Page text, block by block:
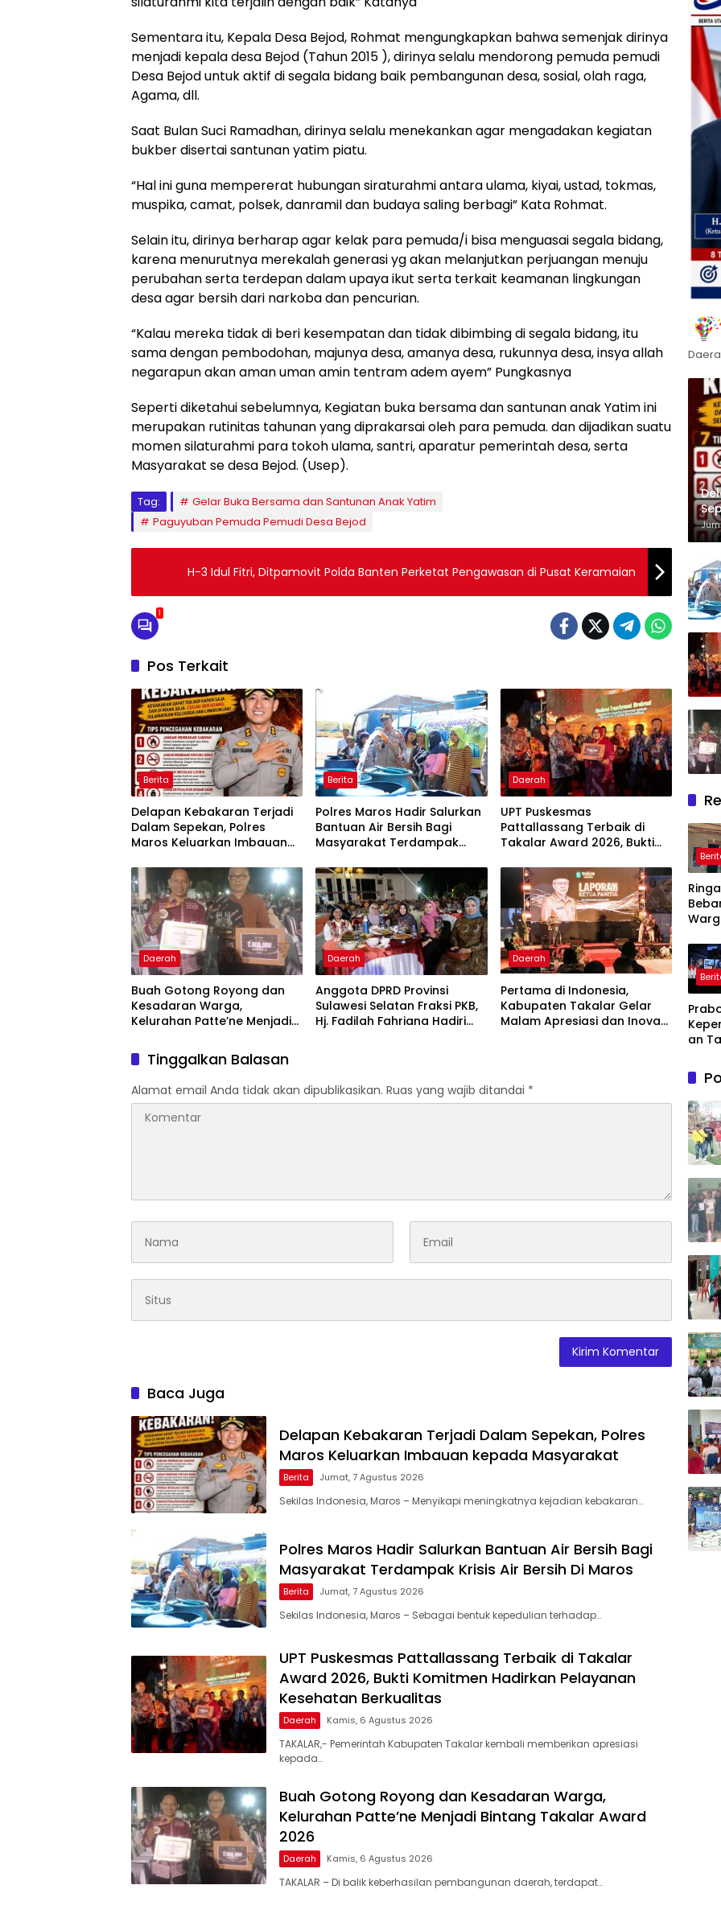
Sementara itu, Kepala Desa Bejod, Rohmat mengungkapkan bahwa semenjak dirinya
menjadi kepala desa Bejod (Tahun 2015 ), dirinya selalu mendorong pemuda pemudi
Desa Bejod untuk aktif di segala bidang baik pembangunan desa, sosial, olah raga,
Agama, dll.
Saat Bulan Suci Ramadhan, dirinya selalu menekankan agar mengadakan kegiatan
bukber disertai santunan yatim piatu.
“Hal ini guna mempererat hubungan siraturahmi antara ulama, kiyai, ustad, tokmas,
muspika, camat, polsek, danramil dan budaya saling berbagi” Kata Rohmat.
Selain itu, dirinya berharap agar kelak para pemuda/i bisa menguasai segala bidang,
karena menurutnya merekalah generasi yg akan melanjutkan perjuangan menuju
perubahan serta terdepan dalam upaya ikut serta terkait keamanan lingkungan
desa agar bersih dari narkoba dan pencurian.
“Kalau mereka tidak di beri kesempatan dan tidak dibimbing di segala bidang, itu
sama dengan pembodohan, majunya desa, amanya desa, rukunnya desa, insya allah
negarapun akan aman uman amin tentram adem ayem” Pungkasnya
Seperti diketahui sebelumnya, Kegiatan buka bersama dan santunan anak Yatim ini
merupakan rutinitas tahunan yang diprakarsai oleh para pemuda. dan dijadikan suatu
momen silaturahmi para tokoh ulama, santri, aparatur pemerintah desa, serta
Masyarakat se desa Bejod. (Usep).
Tag:
Gelar Buka Bersama dan Santunan Anak Yatim
Paguyuban Pemuda Pemudi Desa Bejod
H-3 Idul Fitri, Ditpamovit Polda Banten Perketat Pengawasan di Pusat Keramaian
1
Pos Terkait
Berita
Delapan Kebakaran Terjadi
Dalam Sepekan, Polres
Maros Keluarkan Imbauan
Berita
Polres Maros Hadir Salurkan
Bantuan Air Bersih Bagi
Masyarakat Terdampak
Daerah
UPT Puskesmas
Pattallassang Terbaik di
Takalar Award 2026, Bukti
Pelayanan Kesehatan
Berkualitas
Daerah
Buah Gotong Royong dan
Kesadaran Warga,
Kelurahan Patte’ne Menjadi
Daerah
Anggota DPRD Provinsi
Sulawesi Selatan Fraksi PKB,
Hj. Fadilah Fahriana Hadiri
Apresiasi dan Inovasi Award
2026
Daerah
Pertama di Indonesia,
Kabupaten Takalar Gelar
Malam Apresiasi dan Inovasi
Tinggalkan Balasan
Alamat email Anda tidak akan dipublikasikan. Ruas yang wajib ditandai *
Baca Juga
Delapan Kebakaran Terjadi Dalam Sepekan, Polres
Maros Keluarkan Imbauan kepada Masyarakat
Berita Jumat, 7 Agustus 2026
Sekilas Indonesia, Maros – Menyikapi meningkatnya kejadian kebakaran…
Polres Maros Hadir Salurkan Bantuan Air Bersih Bagi
Masyarakat Terdampak Krisis Air Bersih Di Maros
Berita Jumat, 7 Agustus 2026
Sekilas Indonesia, Maros – Sebagai bentuk kepedulian terhadap…
UPT Puskesmas Pattallassang Terbaik di Takalar
Award 2026, Bukti Komitmen Hadirkan Pelayanan
Kesehatan Berkualitas
Daerah Kamis, 6 Agustus 2026
TAKALAR,- Pemerintah Kabupaten Takalar kembali memberikan apresiasi
kepada…
Buah Gotong Royong dan Kesadaran Warga,
Kelurahan Patte’ne Menjadi Bintang Takalar Award
2026
Daerah Kamis, 6 Agustus 2026
TAKALAR – Di balik keberhasilan pembangunan daerah, terdapat…
Daya
ke
an
Lahir
dan